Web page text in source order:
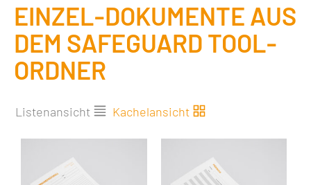
EINZEL-DOKUMENTE AUS
DEM SAFEGUARD TOOL-
ORDNER
Listenansicht Kachelansicht